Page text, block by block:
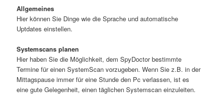
Allgemeines
Hier können Sie Dinge wie die Sprache und automatische
Uptdates einstellen.
Systemscans planen
Hier haben Sie die Möglichkeit, dem SpyDoctor bestimmte
Termine für einen SystemScan vorzugeben. Wenn Sie z.B. in der
Mittagspause immer für eine Stunde den Pc verlassen, ist es
eine gute Gelegenheit, einen täglichen Systemscan einzuleiten.